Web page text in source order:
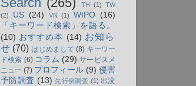
TH (1) TW
(2)
US (24) VN (1) WIPO (16)
「キーワード検索」を語る。
(10) おすすめ本 (14) お知ら
せ (70) はじめまして (8) キーワー
ド検索 (6) コラム (29) サービスメ
ニュー (7) プロフィール (9) 侵害
予防調査 (13) 先行例調査 (1) 出没